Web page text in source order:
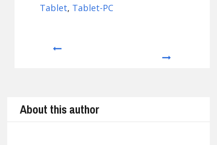
Tablet, Tablet-PC
About this author